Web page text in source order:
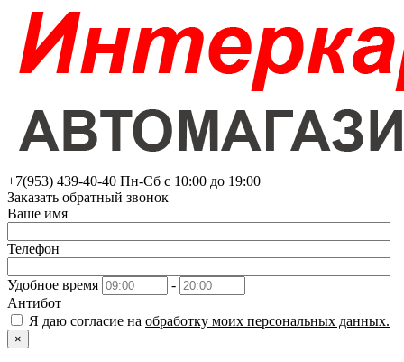
+7(953) 439-40-40 Пн-Сб с 10:00 до 19:00
Заказать обратный звонок
Ваше имя
Телефон
Удобное время
-
Антибот
Я даю согласие на обработку моих персональных данных.
×